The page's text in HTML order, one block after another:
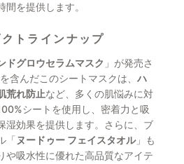
を提供します。
トラインナップ
ドグロウセラムマスク 」が発売さ
含んだこのシートマスクは、ハ
荒れ防止など、多くの肌悩みに対
シートを使用し、密着力と吸
湿効果を提供します。さらに、ブ
「ヌードゥー フェイスタオル」も
や吸水性に優れた高品質なアイテ